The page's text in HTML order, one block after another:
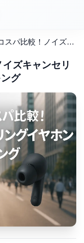
【2025年版】コスパ比較！ノイズキャンセリングイヤホンおすすめランキング
イズキャンセリ
グ